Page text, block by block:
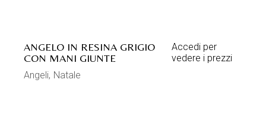
ANGELO IN RESINA GRIGIO
CON MANI GIUNTE
Accedi per
vedere i prezzi
Angeli Natale